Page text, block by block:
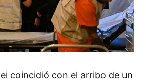
coincidió con el arribo de un